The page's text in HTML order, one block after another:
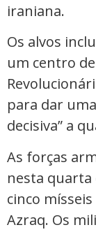
iraniana.
Os alvos
um centro
para dar
decisiva” a
As forças
nesta
cinco
Azraq. Os